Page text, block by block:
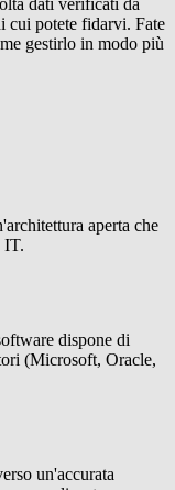
dati verificati da
cui potete fidarvi. Fate
gestirlo in modo più
aperta che
IT.
dispone di
(Microsoft, Oracle,
un'accurata